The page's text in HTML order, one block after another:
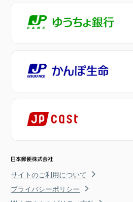
サイトのご利用について
プライバシーポリシー